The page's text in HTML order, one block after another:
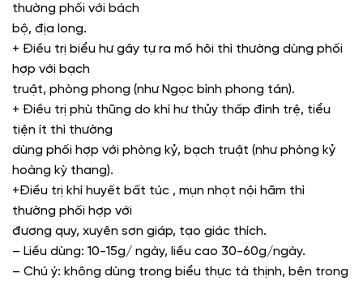
thường phối với bách
bộ, địa long.
+ Điều trị biểu hư gây tự ra mồ hôi thì thường dùng phối
hợp với bạch
truật, phòng phong (như Ngọc bình phong tán).
+ Điều trị phù thũng do khí hư thủy thấp đình trệ, tiểu
tiện ít thì thường
dùng phối hợp với phòng kỷ, bạch truật (như phòng kỷ
hoàng kỳ thang).
+Điều trị khí huyết bất túc , mụn nhọt nội hãm thì
thường phối hợp với
đương quy, xuyên sơn giáp, tạo giác thích.
– Liều dùng: 10-15g/ ngày, liều cao 30-60g/ngày.
– Chú ý: không dùng trong biểu thực tà thịnh, bên trong